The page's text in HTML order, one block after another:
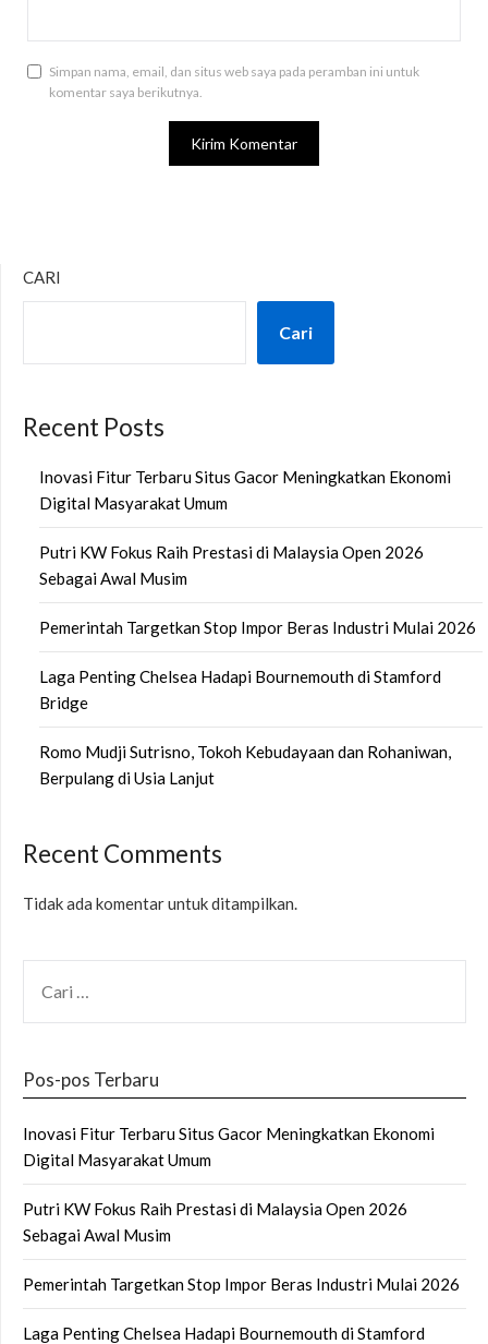
Simpan nama, email, dan situs web saya pada peramban ini untuk
komentar saya berikutnya.
CARI
Cari
Recent Posts
Inovasi Fitur Terbaru Situs Gacor Meningkatkan Ekonomi
Digital Masyarakat Umum
Putri KW Fokus Raih Prestasi di Malaysia Open 2026
Sebagai Awal Musim
Pemerintah Targetkan Stop Impor Beras Industri Mulai 2026
Laga Penting Chelsea Hadapi Bournemouth di Stamford
Bridge
Romo Mudji Sutrisno, Tokoh Kebudayaan dan Rohaniwan,
Berpulang di Usia Lanjut
Recent Comments
Tidak ada komentar untuk ditampilkan.
UNTUK:
Pos-pos Terbaru
Inovasi Fitur Terbaru Situs Gacor Meningkatkan Ekonomi
Digital Masyarakat Umum
Putri KW Fokus Raih Prestasi di Malaysia Open 2026
Sebagai Awal Musim
Pemerintah Targetkan Stop Impor Beras Industri Mulai 2026
Laga Penting Chelsea Hadapi Bournemouth di Stamford